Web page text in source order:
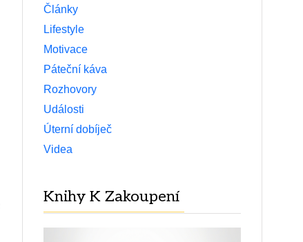
Články
Lifestyle
Motivace
Páteční káva
Rozhovory
Události
Úterní dobíječ
Videa
Knihy K Zakoupení